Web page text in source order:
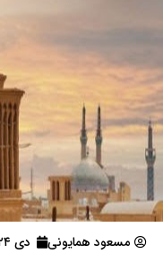
مسعود همایونی دی ۲۴, ۱۴۰۱